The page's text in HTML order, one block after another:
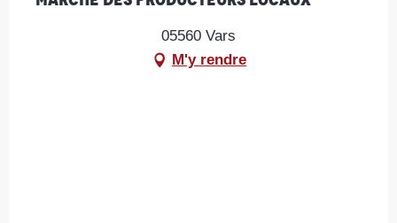
05560 Vars
M'y rendre